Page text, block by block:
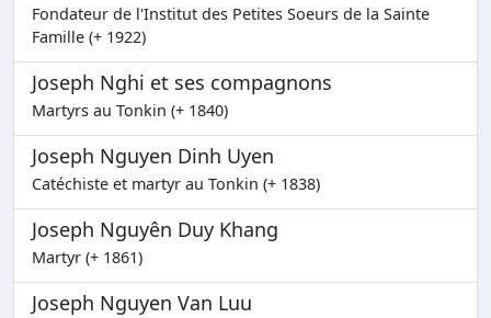
Fondateur de l'Institut des Petites Soeurs de la Sainte
Famille (+ 1922)
Joseph Nghi et ses compagnons
Martyrs au Tonkin (+ 1840)
Joseph Nguyen Dinh Uyen
Catéchiste et martyr au Tonkin (+ 1838)
Joseph Nguyên Duy Khang
Martyr (+ 1861)
Joseph Nguyen Van Luu